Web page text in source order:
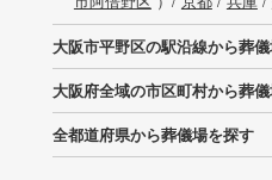
大阪市平野区の駅沿線から葬
大阪府全域の市区町村から葬
全都道府県から葬儀場を探す